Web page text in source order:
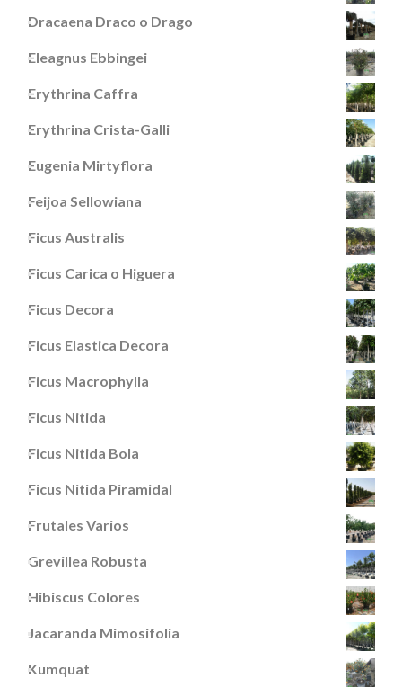
Dracaena Draco o Drago
Eleagnus Ebbingei
Erythrina Caffra
Erythrina Crista-Galli
Eugenia Mirtyflora
Feijoa Sellowiana
Ficus Australis
Ficus Carica o Higuera
Ficus Decora
Ficus Elastica Decora
Ficus Macrophylla
Ficus Nitida
Ficus Nitida Bola
Ficus Nitida Piramidal
Frutales Varios
Grevillea Robusta
Hibiscus Colores
Jacaranda Mimosifolia
Kumquat